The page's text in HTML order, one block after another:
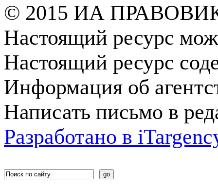
© 2015 ИА
Настоящий ресурс
Настоящий ресурс
Информация об
Написать письмо в
Разработано в i